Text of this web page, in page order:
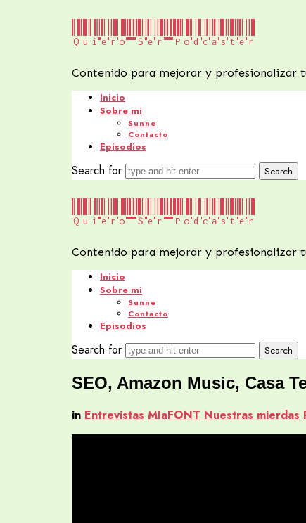
Quiero
Podcaster
Quiero Ser Podcaster
Contenido para mejorar y profesionalizar
Inicio
Sobre mi
Sunne
Contacto
Episodios
Search for
Quiero
Podcaster
Quiero Ser Podcaster
Contenido para mejorar y profesionalizar
Inicio
Sobre mi
Sunne
Contacto
Episodios
Search for
SEO, Amazon Music, Casa
in Entrevistas MIaFONT Nuestras mierdas